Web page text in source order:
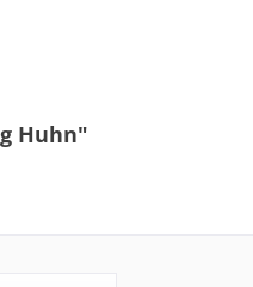
Huhn"